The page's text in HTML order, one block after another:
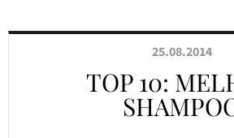
25.08.2014
TOP 10: